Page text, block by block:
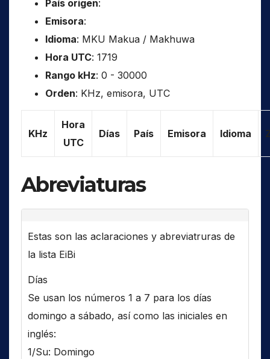
País origen:
Emisora:
Idioma: MKU Makua / Makhuwa
Hora UTC: 1719
Rango kHz: 0 - 30000
Orden: KHz, emisora, UTC
KHz
Hora
UTC
Días País Emisora Idioma
Abreviaturas
Estas son las aclaraciones y abreviatruras de
la lista EiBi
Días
Se usan los números 1 a 7 para los días
domingo a sábado, así como las iniciales en
inglés:
1/Su: Domingo